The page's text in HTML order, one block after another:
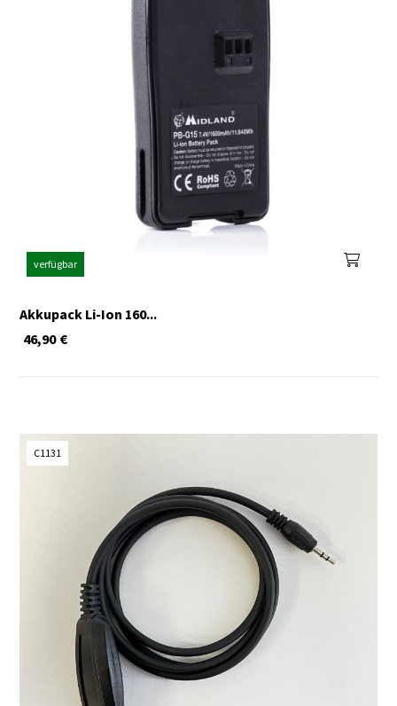
verfügbar
Akkupack Li-Ion 160...
€
46,90
C1131